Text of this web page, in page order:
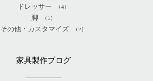
ドレッサー (4)
脚 (1)
その他・カスタマイズ (2)
家具製作ブログ